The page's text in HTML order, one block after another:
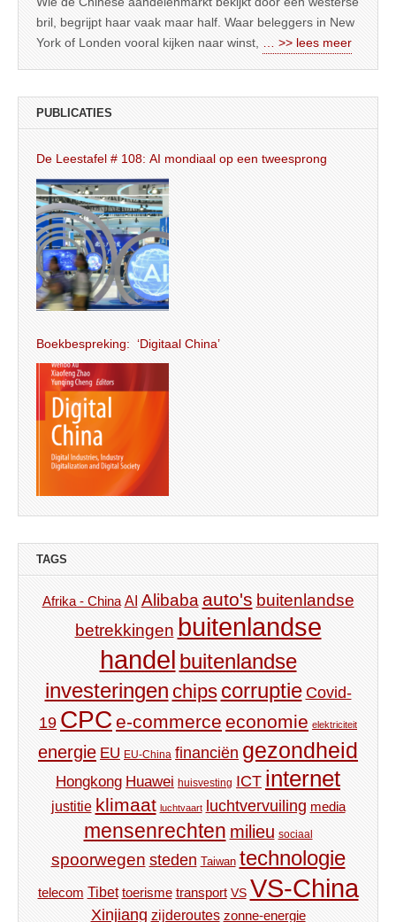
bril, begrijpt haar vaak maar half. Waar beleggers in New
York of Londen vooral kijken naar winst,
… >> lees meer
PUBLICATIES
De Leestafel # 108: AI mondiaal op een tweesprong
Boekbespreking: ‘Digitaal China’
TAGS
Afrika - China AI Alibaba auto's buitenlandse
betrekkingen buitenlandse
handel buitenlandse
investeringen chips corruptie Covid-
19 CPC e-commerce economie elektriciteit
energie EU EU-China financiën gezondheid
Hongkong Huawei huisvesting ICT internet
justitie klimaat luchtvaart luchtvervuiling media
mensenrechten milieu sociaal
spoorwegen steden Taiwan technologie
telecom Tibet toerisme transport VS VS-China
Xinjiang zijderoutes zonne-energie